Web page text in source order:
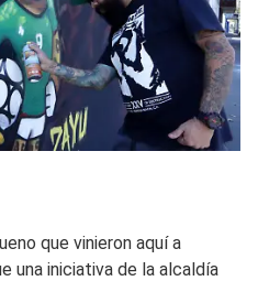
que vinieron aquí a
una iniciativa de la alcaldía